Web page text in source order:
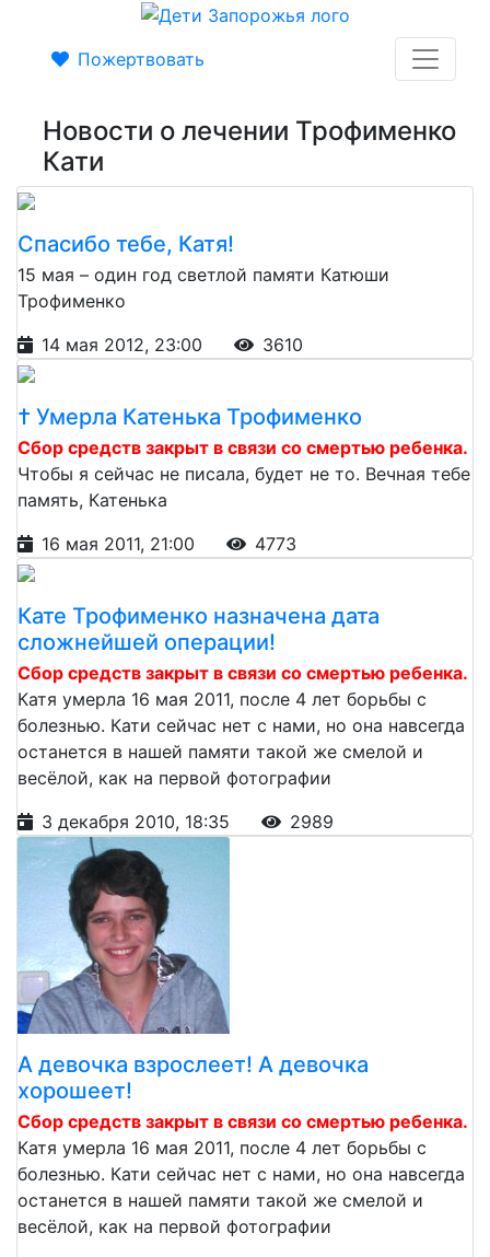
Пожертвовать
Новости о лечении Трофименко
Кати
Спасибо тебе, Катя!
15 мая – один год светлой памяти Катюши
Трофименко
14 мая 2012, 23:00
3610
† Умерла Катенька Трофименко
Сбор средств закрыт в связи со смертью ребенка.
Чтобы я сейчас не писала, будет не то. Вечная тебе
память, Катенька
16 мая 2011, 21:00
4773
Кате Трофименко назначена дата
сложнейшей операции!
Сбор средств закрыт в связи со смертью ребенка.
Катя умерла 16 мая 2011, после 4 лет борьбы с
болезнью. Кати сейчас нет с нами, но она навсегда
останется в нашей памяти такой же смелой и
весёлой, как на первой фотографии
3 декабря 2010, 18:35
2989
А девочка взрослеет! А девочка
хорошеет!
Сбор средств закрыт в связи со смертью ребенка.
Катя умерла 16 мая 2011, после 4 лет борьбы с
болезнью. Кати сейчас нет с нами, но она навсегда
останется в нашей памяти такой же смелой и
весёлой, как на первой фотографии